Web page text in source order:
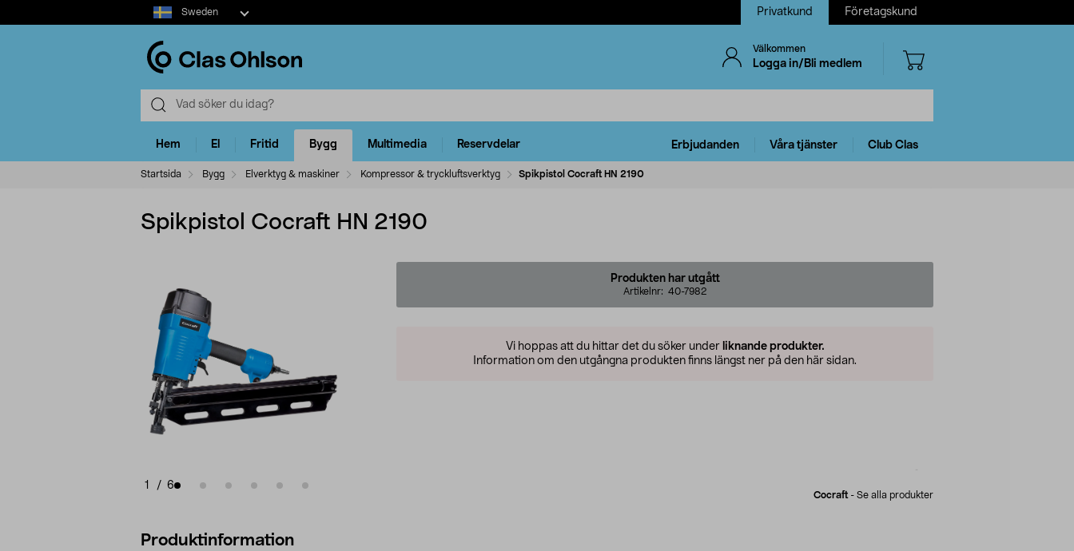
Select
market
Sweden Privatkund Företagskund
Välkommen
Logga in/Bli medlem
Hem El Fritid Bygg Multimedia Reservdelar Erbjudanden Våra tjänster Club Clas
Startsida Bygg Elverktyg & maskiner Kompressor & tryckluftsverktyg Spikpistol Cocraft HN 2190
Spikpistol Cocraft HN 2190
1 / 6
Produkten har utgått
Artikelnr: 40-7982
Vi hoppas att du hittar det du söker under liknande produkter.
Information om den utgångna produkten finns längst ner på den här sidan.
Cocraft - Se alla produkter
Produktinformation